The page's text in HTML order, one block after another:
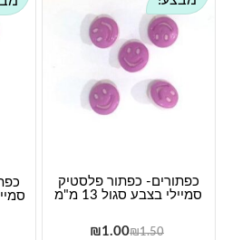
צהוב
13
מ"מ
כפתורים- כפתור פלסטיק
סמיילי בצבע סגול 13 מ"מ
₪1.50
המחיר
₪1.00